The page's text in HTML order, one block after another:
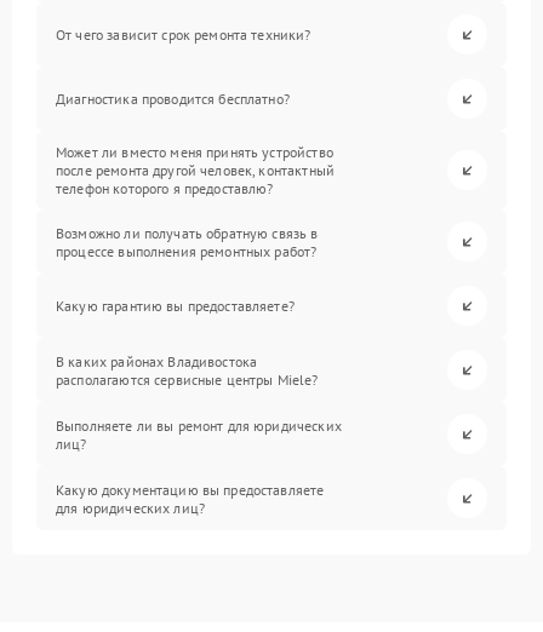
От чего зависит срок ремонта техники?
Диагностика проводится бесплатно?
Может ли вместо меня принять устройство
после ремонта другой человек, контактный
телефон которого я предоставлю?
Возможно ли получать обратную связь в
процессе выполнения ремонтных работ?
Какую гарантию вы предоставляете?
В каких районах Владивостока
располагаются сервисные центры Miele?
Выполняете ли вы ремонт для юридических
лиц?
Какую документацию вы предоставляете
для юридических лиц?